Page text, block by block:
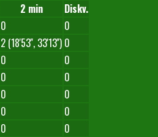
2 min
Diskv.
0
0
2 (18'53'', 33'13'') 0
0
0
0
0
0
0
0
0
0
0